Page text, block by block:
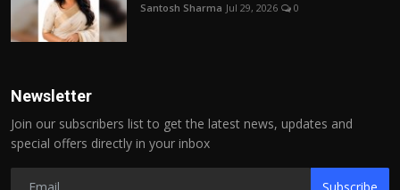
Santosh Sharma Jul 29, 2026 0
Newsletter
Join our subscribers list to get the latest news, updates and
special offers directly in your inbox